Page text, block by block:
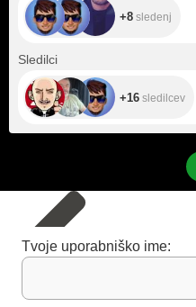
+8 sledenj
Sledilci
+16 sledilcev
Tvoje uporabniško ime: